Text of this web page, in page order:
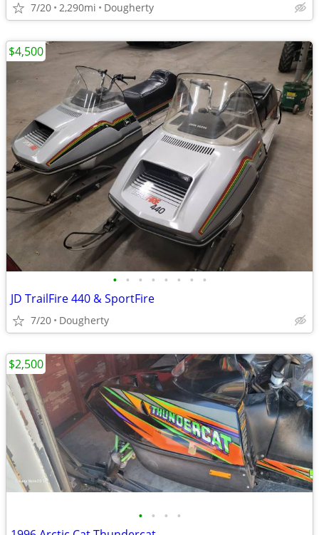
7/20 2,290mi Dougherty
• • • • • • • •
JD TrailFire 440 & SportFire
7/20 Dougherty
$4,500
• • • •
$2,500